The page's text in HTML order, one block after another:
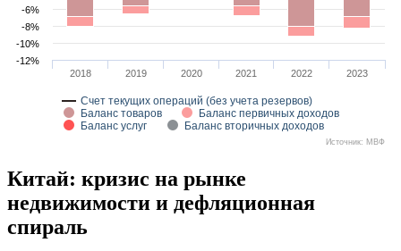
Счет текущих операций (без учета резервов)
Баланс товаров
Баланс первичных доходов
Баланс услуг
Баланс вторичных доходов
2018 2019 2020 2021 2022 2023
-12%
-10%
-8%
-6%
Источник: МВФ
Китай: кризис на рынке
недвижимости и дефляционная
спираль